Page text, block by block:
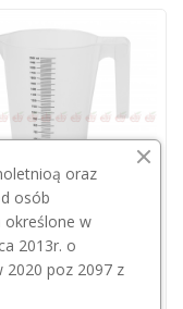
BOTT
2000 ml 2l Bott
oraz
osób
określone w
2013r. o
2020 poz 2097 z